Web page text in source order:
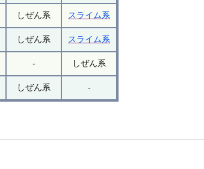
しぜん系 スライム系
しぜん系 スライム系
- しぜん系
しぜん系 -